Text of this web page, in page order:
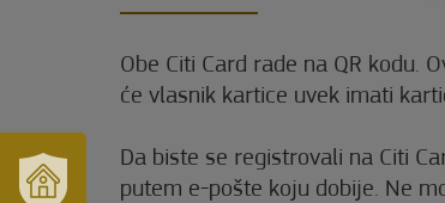
Obe Citi Card rade na QR kodu.
će vlasnik kartice uvek imati
Da biste se registrovali na Citi
putem e-pošte koju dobije. Ne